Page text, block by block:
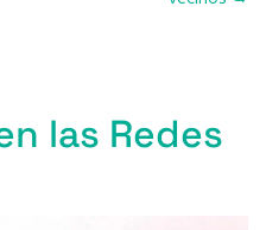
las Redes